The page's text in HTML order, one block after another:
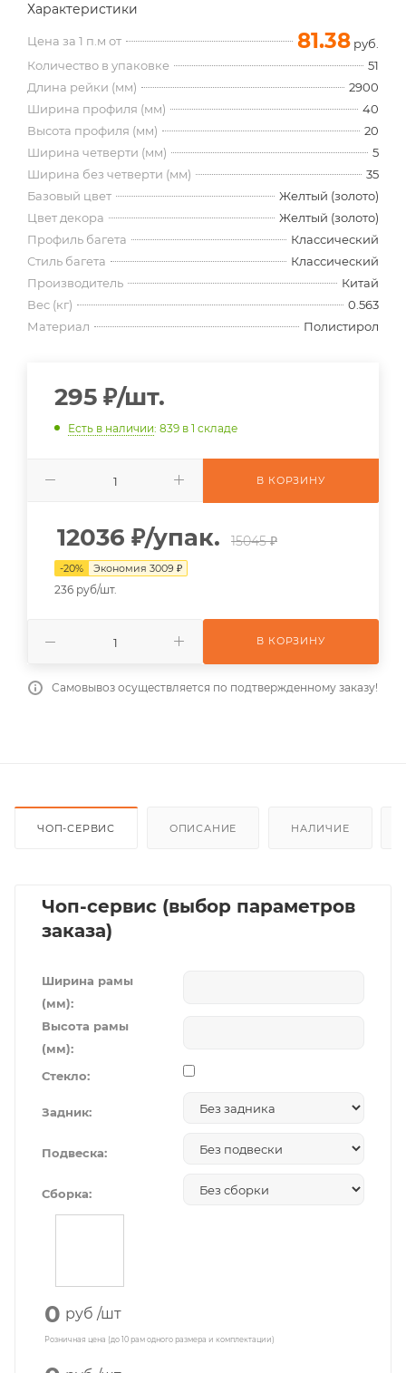
Характеристики
Цена за 1 п.м от 81.38 руб.
Количество в упаковке
51
Длина рейки (мм)
2900
Ширина профиля (мм)
40
Высота профиля (мм)
20
Ширина четверти (мм)
5
Ширина без четверти (мм)
35
Базовый цвет
Желтый (золото)
Цвет декора
Желтый (золото)
Профиль багета
Классический
Стиль багета
Классический
Производитель
Китай
Вес (кг)
0.563
Материал
Полистирол
295 ₽/шт.
Есть в наличии: 839 в 1 складе
В КОРЗИНУ
12036 ₽/упак. 15045 ₽
-20% Экономия 3009 ₽
236 руб/шт.
В КОРЗИНУ
Самовывоз осуществляется по подтвержденному заказу!
ЧОП-СЕРВИС ОПИСАНИЕ НАЛИЧИЕ
Чоп-сервис (выбор параметров
заказа)
Ширина рамы
(мм):
Высота рамы
(мм):
Стекло:
Задник:
Подвеска:
Сборка:
0 руб /шт
Розничная цена (до 10 рам одного размера и комплектации)